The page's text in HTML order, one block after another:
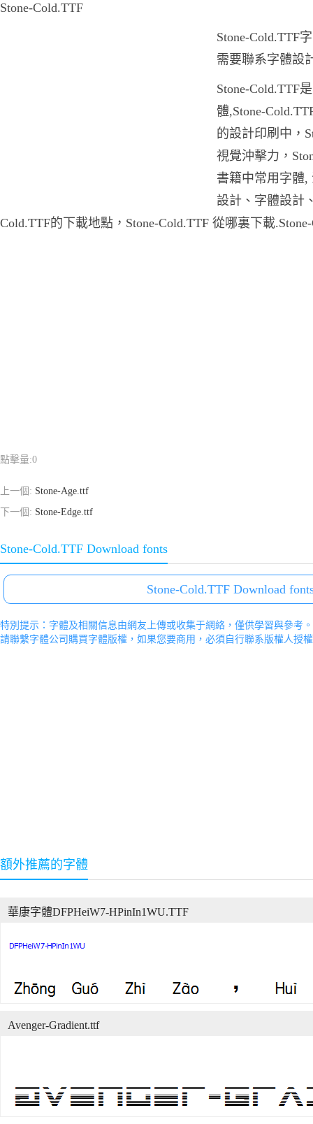
Stone-Cold.TTF
Stone-Cold.TTF
需要聯系字體設
Stone-Cold.TTF
體,Stone-
的設計印刷中，
視覺沖擊力，
書籍中常用字體,
設計、字體設計
Cold.TTF的下載地點，Stone-Cold.TTF 從哪裏下載
點擊量:0
上一個: Stone-Age.ttf
下一個: Stone-Edge.ttf
Stone-Cold.TTF Download fonts
Stone-Cold.TTF Download
特別提示：字體及相關信息由網友上傳或收集于網絡，僅供學習與參考
請聯繫字體公司購買字體版權，如果您要商用，必須自行聯系版權人授
額外推薦的字體
華康字體DFPHeiW7-HPinIn1WU.TTF
Avenger-Gradient.ttf